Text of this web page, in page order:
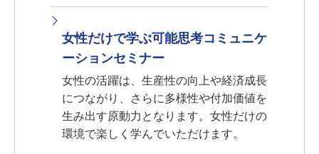
女性だけで学ぶ可能思考コミュニケ
ーションセミナー
女性の活躍は、生産性の向上や経済成長
につながり、さらに多様性や付加価値を
生み出す原動力となります。女性だけの
環境で楽しく学んでいただけます。